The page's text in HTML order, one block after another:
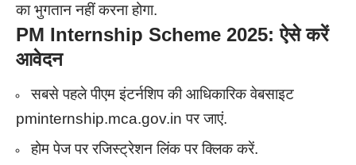
का भुगतान नहीं करना होगा.
PM Internship Scheme 2025: ऐसे करें
आवेदन
सबसे पहले पीएम इंटर्नशिप की आधिकारिक वेबसाइट
pminternship.mca.gov.in पर जाएं.
होम पेज पर रजिस्ट्रेशन लिंक पर क्लिक करें.